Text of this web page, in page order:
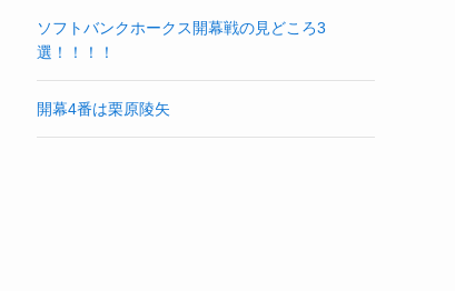
ソフトバンクホークス開幕戦の見どころ3
選！！！！
開幕4番は栗原陵矢